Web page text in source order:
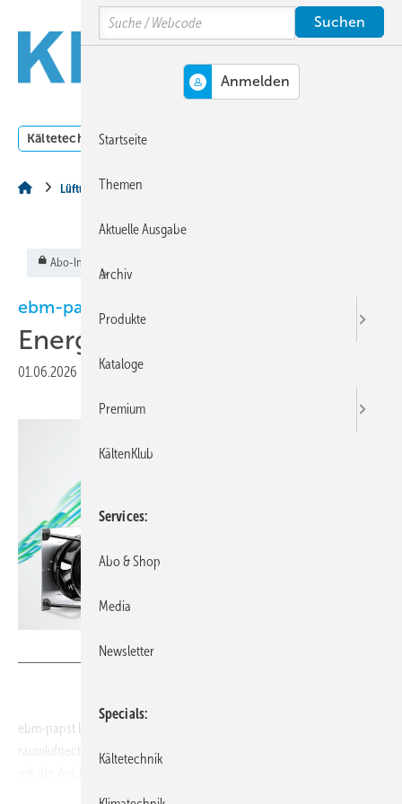
Hauptinhalt
Hauptmenü
SiteSearch
Kältetechnik Klimatechnik
Lüftungstechnik
Abo-Inhalt
ebm-papst
Energieeffizienzgarantie
01.06.2026 Veröffentlicht in
ebm-papst bietet mit Nexaira.Fit eine Modernisierungslösung für
raumlufttechnische Anlagen an, die den Austausch von Ventilatoren
reine Austausch der Hardware ermöglicht Energieeinsparungen von
Search
Startseite
Themen
Aktuelle Ausgabe
Archiv
Produkte
Kataloge
Premium
KältenKlub
Services
Abo & Shop
Media
Newsletter
Specials
Kältetechnik